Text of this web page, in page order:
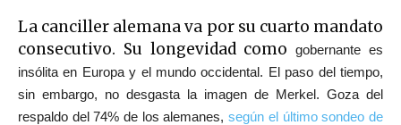
La canciller alemana va por su cuarto mandato
consecutivo. Su longevidad comogobernante es
insólita en Europa y el mundo occidental. El paso del tiempo,
sin embargo, no desgasta la imagen de Merkel. Goza del
respaldo del 74% de los alemanes,según el último sondeo de